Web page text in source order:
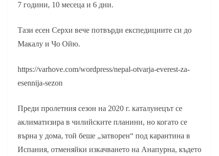
7 години, 10 месеца и 6 дни.
Тази есен Серхи вече потвърди експедициите си до
Макалу и Чо Ойю.
https://varhove.com/wordpress/nepal-otvarja-everest-za-
esennija-sezon
Преди пролетния сезон на 2020 г. каталунецът се
аклиматизира в чилийските планини, но когато се
върна у дома, той беше „затворен“ под карантина в
Испания, отменяйки изкачването на Анапурна, където